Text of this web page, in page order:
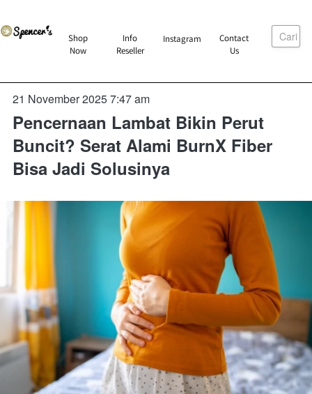
`
Shop
Now
` Info
Reseller
`Instagram `
Contact
Us
Cari
21 November 2025 7:47 am
Pencernaan Lambat Bikin Perut
Buncit? Serat Alami BurnX Fiber
Bisa Jadi Solusinya